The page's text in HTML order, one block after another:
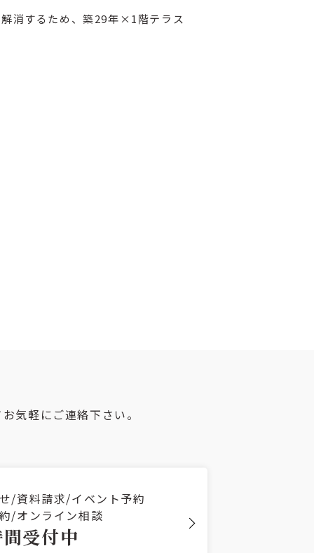
消するため、築29年×1階テラス
気軽にご連絡下さい。
/資料請求/イベント予約
/オンライン相談
受付中